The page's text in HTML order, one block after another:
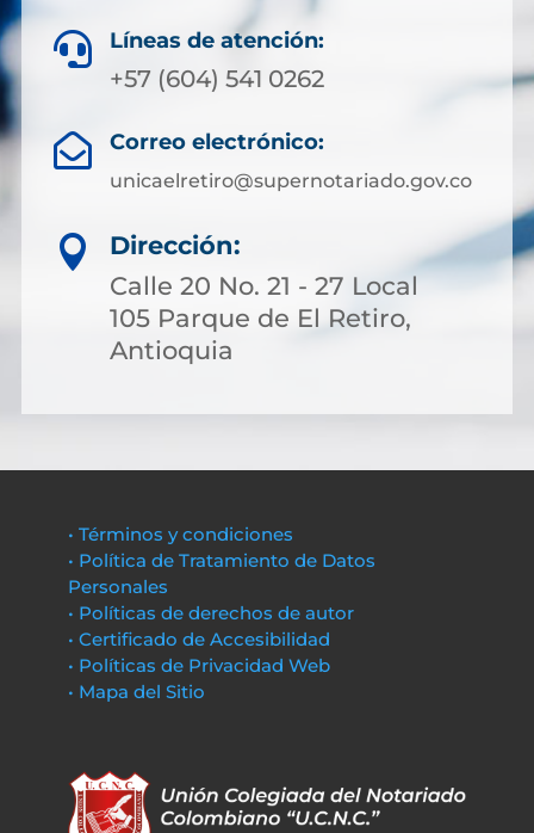
 Líneas de atención:
+57 (604) 541 0262
 Correo electrónico:
unicaelretiro@supernotariado.gov.co

Dirección:
Calle 20 No. 21 - 27 Local
105 Parque de El Retiro,
Antioquia
• Términos y condiciones
• Política de Tratamiento de Datos
Personales
• Políticas de derechos de autor
• Certificado de Accesibilidad
• Políticas de Privacidad Web
• Mapa del Sitio